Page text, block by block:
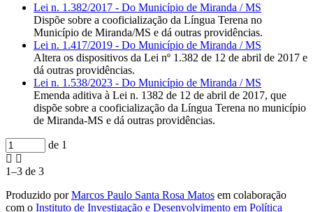
Lei n. 1.382/2017 - Do Município de Miranda / MS
Dispõe sobre a cooficialização da Língua Terena no
Município de Miranda/MS e dá outras providências.
Lei n. 1.417/2019 - Do Município de Miranda / MS
Altera os dispositivos da Lei nº 1.382 de 12 de abril de 2017 e
dá outras providências.
Lei n. 1.538/2023 - Do Município de Miranda / MS
Emenda aditiva à Lei n. 1382 de 12 de abril de 2017, que
dispõe sobre a cooficialização da Língua Terena no município
de Miranda-MS e dá outras providências.
de 1
1–3 de 3
Produzido porMarcos Paulo Santa Rosa Matos em colaboração
com o Instituto de Investigação e Desenvolvimento em Política